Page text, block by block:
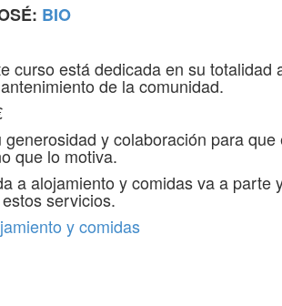
BIO
curso está dedicada en su totalidad
de la comunidad.
y colaboración para
que lo motiva.
a alojamiento y comidas va a parte
servicios.
y comidas